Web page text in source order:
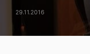
29.11.2016